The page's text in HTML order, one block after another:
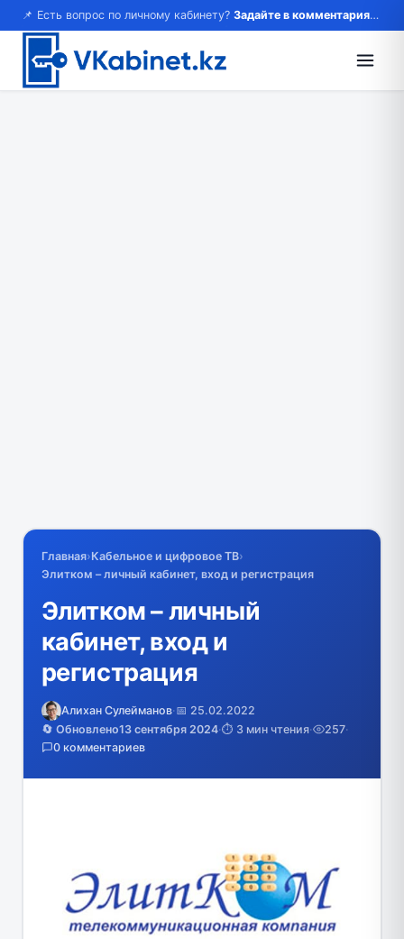
📌 Есть вопрос по личному кабинету? Задайте в комментариях — ответим!
Главная›Кабельное и цифровое ТВ›
Элитком – личный кабинет, вход и регистрация
Элитком – личный
кабинет, вход и
регистрация
Алихан Сулейманов·📅 25.02.2022
🔄 Обновлено13 сентября 2024·⏱️ 3 мин чтения· 257·
0 комментариев